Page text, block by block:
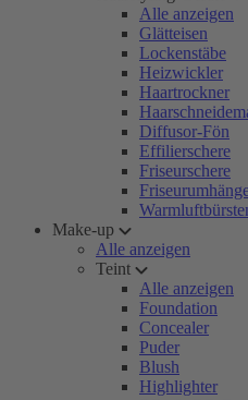
Alle anzeigen
Glätteisen
Lockenstäbe
Heizwickler
Haartrockner
Diffusor-Fön
Effilierschere
Friseurschere
Make-up
Alle anzeigen
Teint
Alle anzeigen
Foundation
Concealer
Puder
Blush
Highlighter